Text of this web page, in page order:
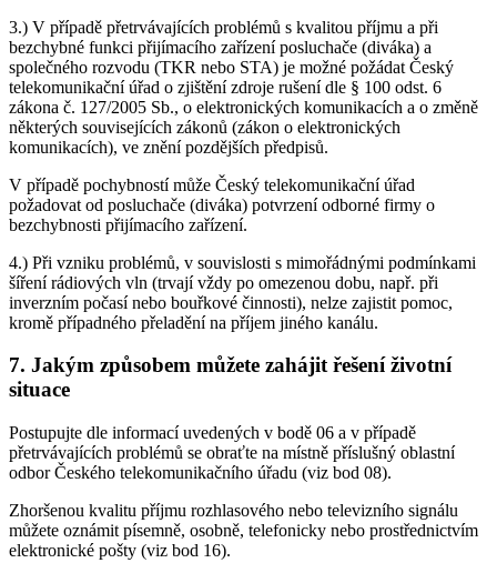
3.) V případě přetrvávajících problémů s kvalitou příjmu a při
bezchybné funkci přijímacího zařízení posluchače (diváka) a
společného rozvodu (TKR nebo STA) je možné požádat Český
telekomunikační úřad o zjištění zdroje rušení dle § 100 odst. 6
zákona č. 127/2005 Sb., o elektronických komunikacích a o změně
některých souvisejících zákonů (zákon o elektronických
komunikacích), ve znění pozdějších předpisů.
V případě pochybností může Český telekomunikační úřad
požadovat od posluchače (diváka) potvrzení odborné firmy o
bezchybnosti přijímacího zařízení.
4.) Při vzniku problémů, v souvislosti s mimořádnými podmínkami
šíření rádiových vln (trvají vždy po omezenou dobu, např. při
inverzním počasí nebo bouřkové činnosti), nelze zajistit pomoc,
kromě případného přeladění na příjem jiného kanálu.
7. Jakým způsobem můžete zahájit řešení životní
situace
Postupujte dle informací uvedených v bodě 06 a v případě
přetrvávajících problémů se obraťte na místně příslušný oblastní
odbor Českého telekomunikačního úřadu (viz bod 08).
Zhoršenou kvalitu příjmu rozhlasového nebo televizního signálu
můžete oznámit písemně, osobně, telefonicky nebo prostřednictvím
elektronické pošty (viz bod 16).